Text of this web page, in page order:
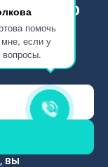
помочь
если у
вопросы.
30
врача на
ВЫ